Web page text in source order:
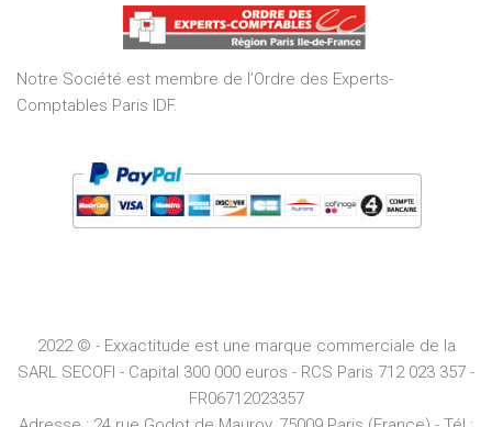
of
5
Notre Société est membre de l’Ordre des Experts-
Comptables Paris IDF.
2022 © - Exxactitude est une marque commerciale de la
SARL SECOFI - Capital 300 000 euros - RCS Paris 712 023 357 -
FR06712023357